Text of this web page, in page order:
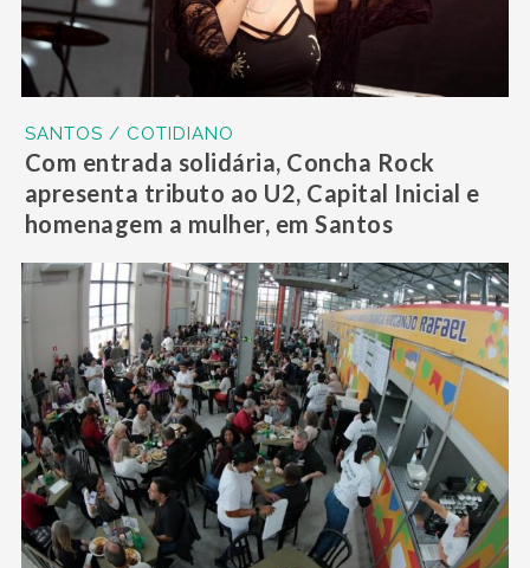
SANTOS / COTIDIANO
Com entrada solidária, Concha Rock
apresenta tributo ao U2, Capital Inicial e
homenagem a mulher, em Santos